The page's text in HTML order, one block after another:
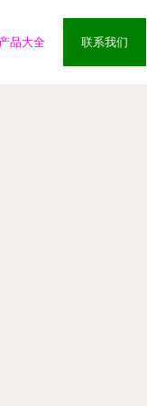
品大全 联系我们